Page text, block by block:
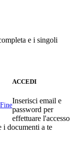
e i singoli
Fine
ACCEDI
Inserisci email e
password per
effettuare l'accesso
i documenti a te